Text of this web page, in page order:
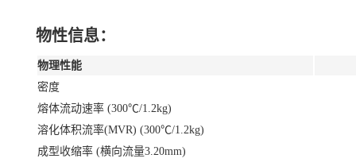
物性信息：
物理性能
密度
熔体流动速率 (300℃/1.2kg)
溶化体积流率(MVR) (300℃/1.2kg)
成型收缩率 (横向流量3.20mm)